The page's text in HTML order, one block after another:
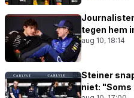
tegen hem
aug 10, 18:14
Steiner
niet: